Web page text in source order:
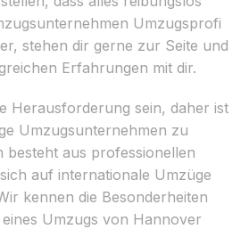
Umzugsprofi
stehen dir gerne zur Seite und
Erfahrungen mit dir.
Herausforderung sein, daher ist
Umzugsunternehmen zu
besteht aus professionellen
auf internationale Umzüge
kennen die Besonderheiten
Umzugs von Hannover